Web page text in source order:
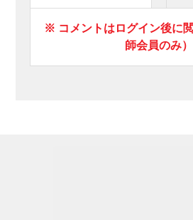
※ コメントはログイン後に
師会員のみ）